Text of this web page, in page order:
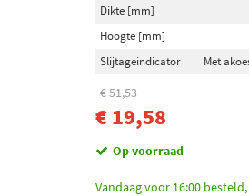
Dikte [mm]
Hoogte [mm]
Slijtageindicator
Met
€ 51,53
€ 19,58
Op voorraad
Vandaag voor 16:00